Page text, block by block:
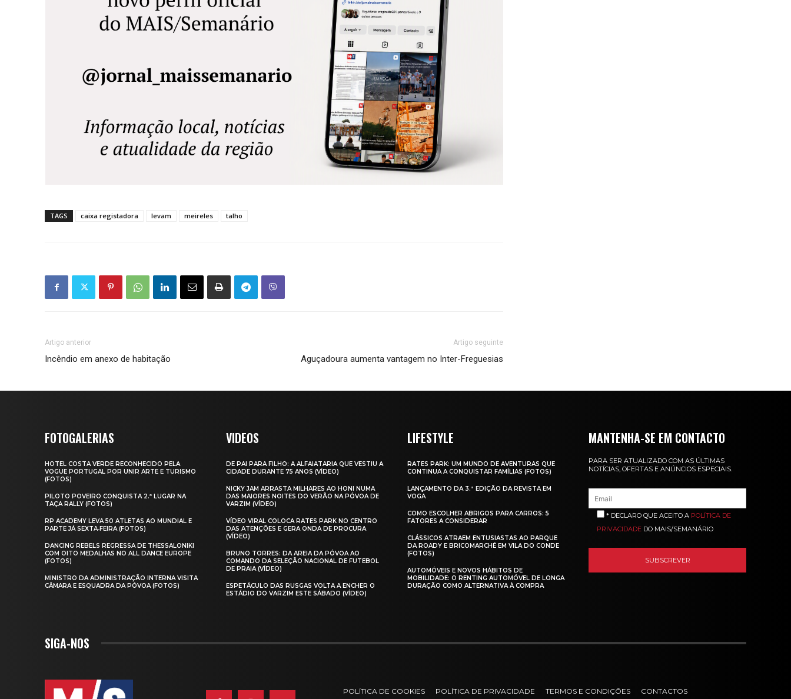
TAGS caixa registadora levam meireles talho
Artigo anterior
Incêndio em anexo de habitação
Artigo seguinte
Aguçadoura aumenta vantagem no Inter-Freguesias
FOTOGALERIAS
HOTEL COSTA VERDE RECONHECIDO PELA
VOGUE PORTUGAL POR UNIR ARTE E TURISMO
(FOTOS)
PILOTO POVEIRO CONQUISTA 2.º LUGAR NA
TAÇA RALLY (FOTOS)
RP ACADEMY LEVA 50 ATLETAS AO MUNDIAL E
PARTE JÁ SEXTA‑FEIRA (FOTOS)
DANCING REBELS REGRESSA DE THESSALONIKI
COM OITO MEDALHAS NO ALL DANCE EUROPE
(FOTOS)
MINISTRO DA ADMINISTRAÇÃO INTERNA VISITA
CÂMARA E ESQUADRA DA PÓVOA (FOTOS)
VIDEOS
DE PAI PARA FILHO: A ALFAIATARIA QUE VESTIU A
CIDADE DURANTE 75 ANOS (VÍDEO)
NICKY JAM ARRASTA MILHARES AO HONI NUMA
DAS MAIORES NOITES DO VERÃO NA PÓVOA DE
VARZIM (VÍDEO)
VÍDEO VIRAL COLOCA RATES PARK NO CENTRO
DAS ATENÇÕES E GERA ONDA DE PROCURA
(VÍDEO)
BRUNO TORRES: DA AREIA DA PÓVOA AO
COMANDO DA SELEÇÃO NACIONAL DE FUTEBOL
DE PRAIA (VÍDEO)
ESPETÁCULO DAS RUSGAS VOLTA A ENCHER O
ESTÁDIO DO VARZIM ESTE SÁBADO (VÍDEO)
LIFESTYLE
RATES PARK: UM MUNDO DE AVENTURAS QUE
CONTINUA A CONQUISTAR FAMÍLIAS (FOTOS)
LANÇAMENTO DA 3.ª EDIÇÃO DA REVISTA EM
VOGA
COMO ESCOLHER ABRIGOS PARA CARROS: 5
FATORES A CONSIDERAR
CLÁSSICOS ATRAEM ENTUSIASTAS AO PARQUE
DA ROADY E BRICOMARCHÉ EM VILA DO CONDE
(FOTOS)
AUTOMÓVEIS E NOVOS HÁBITOS DE
MOBILIDADE: O RENTING AUTOMÓVEL DE LONGA
DURAÇÃO COMO ALTERNATIVA À COMPRA
MANTENHA-SE EM CONTACTO
PARA SER ATUALIZADO COM AS ÚLTIMAS
NOTÍCIAS, OFERTAS E ANÚNCIOS ESPECIAIS.
* DECLARO QUE ACEITO A POLÍTICA DE
PRIVACIDADE DO MAIS/SEMANÁRIO
SIGA-NOS
POLÍTICA DE COOKIES POLÍTICA DE PRIVACIDADE TERMOS E CONDIÇÕES CONTACTOS